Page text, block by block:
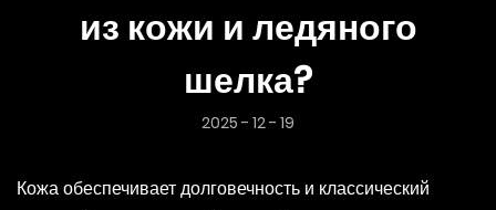
из кожи и ледяного
шелка?
2025 - 12 - 19
Кожа обеспечивает долговечность и классический